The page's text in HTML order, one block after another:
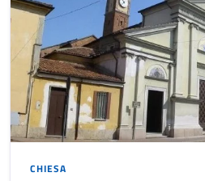
CHIESA